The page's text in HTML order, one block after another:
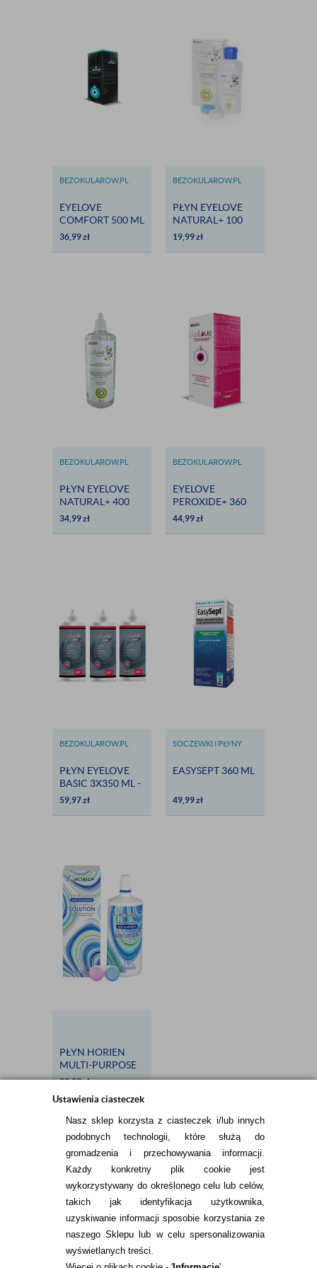
Ustawienia ciasteczek
Nasz sklep korzysta z ciasteczek i/lub innych
podobnych technologii, które służą do
gromadzenia i przechowywania informacji.
Każdy konkretny plik cookie jest
wykorzystywany do określonego celu lub celów,
takich jak identyfikacja użytkownika,
uzyskiwanie informacji sposobie korzystania ze
naszego Sklepu lub w celu spersonalizowania
wyświetlanych treści.
BEZOKULAROW.PL
EYELOVE
COMFORT 500 ML
- DARMOWA
36,99zł
BEZOKULAROW.PL
PŁYN EYELOVE
NATURAL+ 100
ML -
19,99zł
BEZOKULAROW.PL
PŁYN EYELOVE
NATURAL+ 400
ML -
34,99zł
BEZOKULAROW.PL
EYELOVE
PEROXIDE+ 360
ML - PŁYN
44,99zł
BEZOKULAROW.PL
PŁYN EYELOVE
BASIC 3X350 ML -
DARMOWA
59,97zł
SOCZEWKI I PŁYNY
EASYSEPT 360 ML
49,99zł
PŁYN HORIEN
MULTI-PURPOSE
500 ML
39,99zł
INFORMACJE KONTAKTOWE